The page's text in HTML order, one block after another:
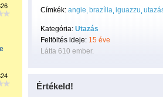
Címkék: angie brazília iguazzu
Kategória: Utazás
Feltöltés ideje: 15 éve
Látta 610 ember.
Értékeld!